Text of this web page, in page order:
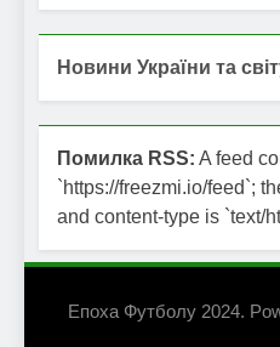
Новини України та
Помилка RSS: A feed
`https://freezmi.io/feed`;
and content-type is `text/
Епоха Футболу 2024.